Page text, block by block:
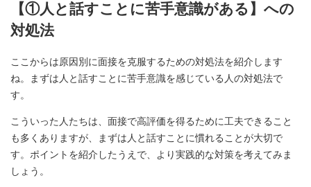
【①人と話すことに苦手意識がある】への
対処法
ここからは原因別に面接を克服するための対処法を紹介します
ね。まずは人と話すことに苦手意識を感じている人の対処法で
す。
こういった人たちは、面接で高評価を得るために工夫できること
も多くありますが、まずは人と話すことに慣れることが大切で
す。ポイントを紹介したうえで、より実践的な対策を考えてみま
しょう。